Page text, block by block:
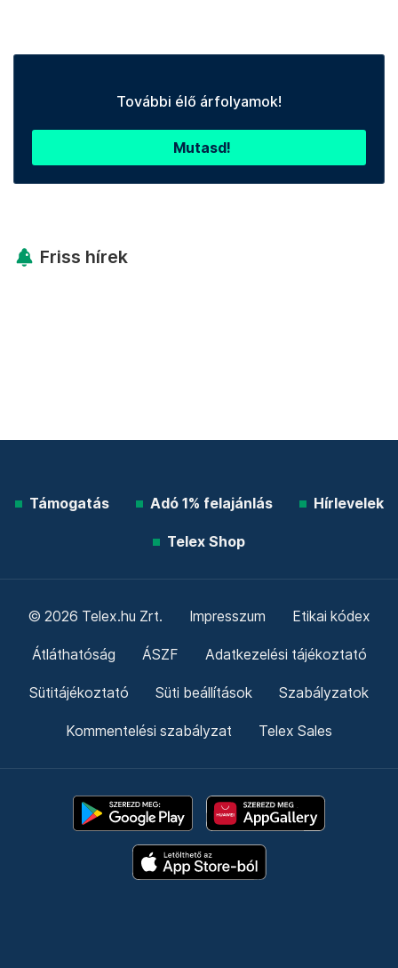
További élő árfolyamok!
Mutasd!
Friss hírek
Támogatás Adó 1% felajánlás Hírlevelek
Telex Shop
© 2026 Telex.hu Zrt. Impresszum Etikai kódex
Átláthatóság ÁSZF Adatkezelési tájékoztató
Sütitájékoztató Süti beállítások Szabályzatok
Kommentelési szabályzat Telex Sales